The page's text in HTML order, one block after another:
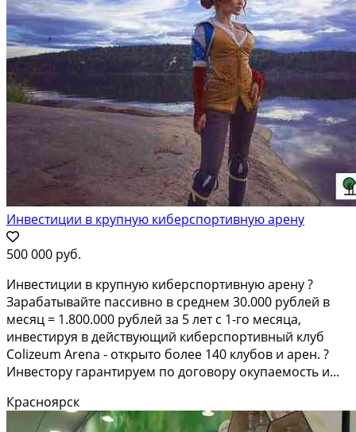
Инвестиции в крупную киберспортивную арену
500 000 руб.
Инвестиции в крупную киберспортивную арену ?
Зарабатывайте пассивно в среднем 30.000 рублей в
месяц = 1.800.000 рублей за 5 лет с 1-го месяца,
инвестируя в действующий киберспортивный клуб
Colizeum Arena - открыто более 140 клубов и арен. ?
Инвестору гарантируем по договору окупаемость и...
Красноярск